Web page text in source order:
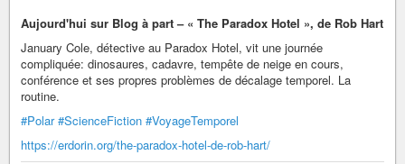
Aujourd'hui sur Blog à part – « The Paradox Hotel », de Rob Hart
January Cole, détective au Paradox Hotel, vit une journée
compliquée: dinosaures, cadavre, tempête de neige en cours,
conférence et ses propres problèmes de décalage temporel. La
routine.
#Polar #ScienceFiction #VoyageTemporel
https://erdorin.org/the-paradox-hotel-de-rob-hart/